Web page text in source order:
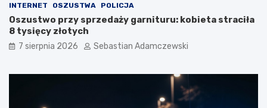
INTERNET OSZUSTWA POLICJA
Oszustwo przy sprzedaży garnituru: kobieta straciła
8 tysięcy złotych
7 sierpnia 2026 Sebastian Adamczewski